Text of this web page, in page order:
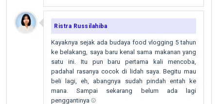
Ristra Russilahiba
Kayaknya sejak ada budaya food vlogging 5 tahun
ke belakang, saya baru kenal sama makanan yang
satu ini. Itu pun baru pertama kali mencoba,
padahal rasanya cocok di lidah saya. Begitu mau
beli lagi, eh, abangnya sudah pindah entah ke
mana. Sampai sekarang belum ada lagi
penggantinya ☹️